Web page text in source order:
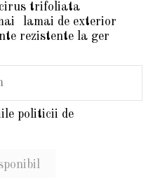
trifoliata
lamai de exterior
rezistente la ger
politicii de